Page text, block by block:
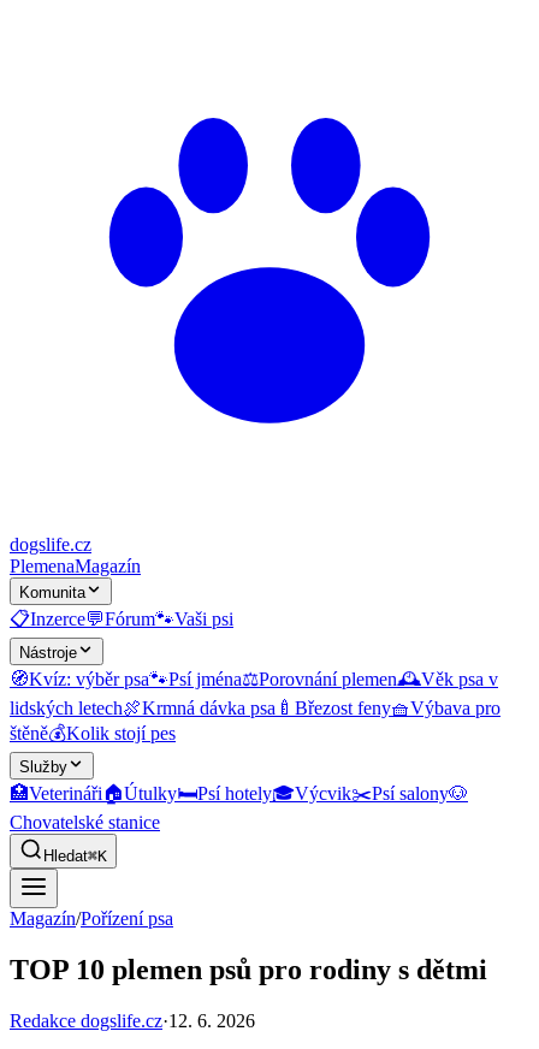
dogslife.cz
PlemenaMagazín
Komunita
📋Inzerce💬Fórum🐾Vaši psi
Nástroje
🧭Kvíz: výběr psa🐾Psí jména⚖️Porovnání plemen🕰️Věk psa v
lidských letech🍖Krmná dávka psa 🍼 Březost feny🧺Výbava pro
štěně💰Kolik stojí pes
Služby
🏥Veterináři🏠Útulky🛏️Psí hotely🎓Výcvik✂️Psí salony🐶
Chovatelské stanice
Hledat⌘K
Magazín/Pořízení psa
TOP 10 plemen psů pro rodiny s dětmi
Redakce dogslife.cz·12. 6. 2026